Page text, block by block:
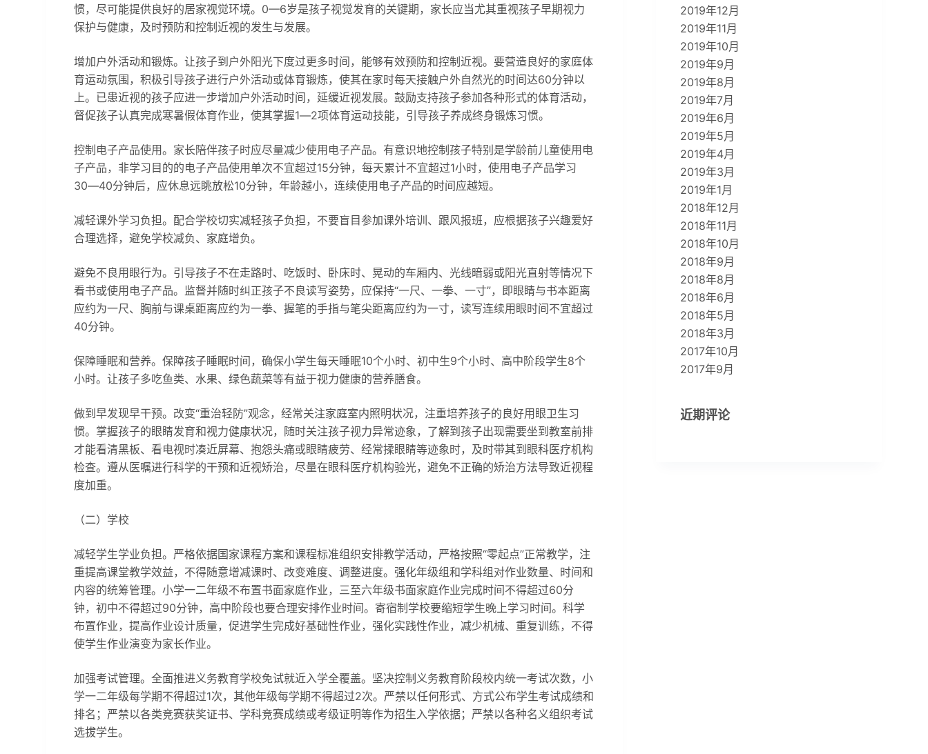
惯，尽可能提供良好的居家视觉环境。0—6岁是孩子视觉发育的关键期，家长应当尤其重视孩子早期视力
保护与健康，及时预防和控制近视的发生与发展。
增加户外活动和锻炼。让孩子到户外阳光下度过更多时间，能够有效预防和控制近视。要营造良好的家庭体
育运动氛围，积极引导孩子进行户外活动或体育锻炼，使其在家时每天接触户外自然光的时间达60分钟以
上。已患近视的孩子应进一步增加户外活动时间，延缓近视发展。鼓励支持孩子参加各种形式的体育活动，
督促孩子认真完成寒暑假体育作业，使其掌握1―2项体育运动技能，引导孩子养成终身锻炼习惯。
控制电子产品使用。家长陪伴孩子时应尽量减少使用电子产品。有意识地控制孩子特别是学龄前儿童使用电
子产品，非学习目的的电子产品使用单次不宜超过15分钟，每天累计不宜超过1小时，使用电子产品学习
30―40分钟后，应休息远眺放松10分钟，年龄越小，连续使用电子产品的时间应越短。
减轻课外学习负担。配合学校切实减轻孩子负担，不要盲目参加课外培训、跟风报班，应根据孩子兴趣爱好
合理选择，避免学校减负、家庭增负。
避免不良用眼行为。引导孩子不在走路时、吃饭时、卧床时、晃动的车厢内、光线暗弱或阳光直射等情况下
看书或使用电子产品。监督并随时纠正孩子不良读写姿势，应保持“一尺、一拳、一寸”，即眼睛与书本距离
应约为一尺、胸前与课桌距离应约为一拳、握笔的手指与笔尖距离应约为一寸，读写连续用眼时间不宜超过
40分钟。
保障睡眠和营养。保障孩子睡眠时间，确保小学生每天睡眠10个小时、初中生9个小时、高中阶段学生8个
小时。让孩子多吃鱼类、水果、绿色蔬菜等有益于视力健康的营养膳食。
做到早发现早干预。改变“重治轻防”观念，经常关注家庭室内照明状况，注重培养孩子的良好用眼卫生习
惯。掌握孩子的眼睛发育和视力健康状况，随时关注孩子视力异常迹象，了解到孩子出现需要坐到教室前排
才能看清黑板、看电视时凑近屏幕、抱怨头痛或眼睛疲劳、经常揉眼睛等迹象时，及时带其到眼科医疗机构
检查。遵从医嘱进行科学的干预和近视矫治，尽量在眼科医疗机构验光，避免不正确的矫治方法导致近视程
度加重。
（二）学校
减轻学生学业负担。严格依据国家课程方案和课程标准组织安排教学活动，严格按照“零起点”正常教学，注
重提高课堂教学效益，不得随意增减课时、改变难度、调整进度。强化年级组和学科组对作业数量、时间和
内容的统筹管理。小学一二年级不布置书面家庭作业，三至六年级书面家庭作业完成时间不得超过60分
钟，初中不得超过90分钟，高中阶段也要合理安排作业时间。寄宿制学校要缩短学生晚上学习时间。科学
布置作业，提高作业设计质量，促进学生完成好基础性作业，强化实践性作业，减少机械、重复训练，不得
使学生作业演变为家长作业。
加强考试管理。全面推进义务教育学校免试就近入学全覆盖。坚决控制义务教育阶段校内统一考试次数，小
学一二年级每学期不得超过1次，其他年级每学期不得超过2次。严禁以任何形式、方式公布学生考试成绩和
排名；严禁以各类竞赛获奖证书、学科竞赛成绩或考级证明等作为招生入学依据；严禁以各种名义组织考试
选拔学生。
2019年12月
2019年11月
2019年10月
2019年9月
2019年8月
2019年7月
2019年6月
2019年5月
2019年4月
2019年3月
2019年1月
2018年12月
2018年11月
2018年10月
2018年9月
2018年8月
2018年6月
2018年5月
2018年3月
2017年10月
2017年9月
近期评论